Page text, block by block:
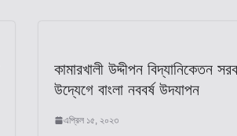
কামারখালী উদ্দীপন বিদ্যানিকেতন
উদ্যেগে বাংলা নববর্ষ উদযাপন
এপ্রিল ১৫, ২০২৩